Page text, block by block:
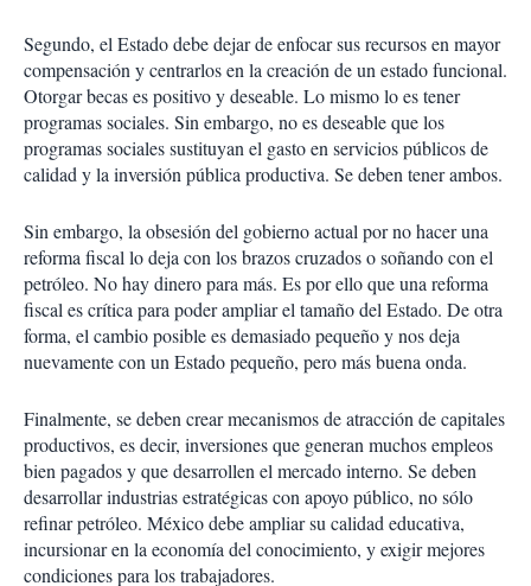
Segundo, el Estado debe dejar de enfocar sus recursos en mayor
compensación y centrarlos en la creación de un estado funcional.
Otorgar becas es positivo y deseable. Lo mismo lo es tener
programas sociales. Sin embargo, no es deseable que los
programas sociales sustituyan el gasto en servicios públicos de
calidad y la inversión pública productiva. Se deben tener ambos.
Sin embargo, la obsesión del gobierno actual por no hacer una
reforma fiscal lo deja con los brazos cruzados o soñando con el
petróleo. No hay dinero para más. Es por ello que una reforma
fiscal es crítica para poder ampliar el tamaño del Estado. De otra
forma, el cambio posible es demasiado pequeño y nos deja
nuevamente con un Estado pequeño, pero más buena onda.
Finalmente, se deben crear mecanismos de atracción de capitales
productivos, es decir, inversiones que generan muchos empleos
bien pagados y que desarrollen el mercado interno. Se deben
desarrollar industrias estratégicas con apoyo público, no sólo
refinar petróleo. México debe ampliar su calidad educativa,
incursionar en la economía del conocimiento, y exigir mejores
condiciones para los trabajadores.